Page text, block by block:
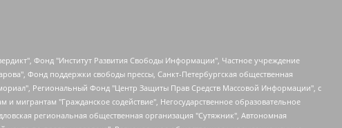
Ассоциация по содействию защите прав призывников, альтернативнослужащих и военнослужащих "Правозащитная группа "Гражданин.Армия.Право", Хисамова Регина Фаритовна, Автономная некоммерческая организация по реализации социально-правовых программ "Лилит", Дальневосточное общественное движение "Маяк", Санкт-Петербургская ЛГБТ-инициативная группа "Выход", Инициативная группа ЛГБТ+ "Реверс", Алексеев Андрей Викторович, Бекбулатова Таисия Львовна, Беляев Иван Михайлович, Владыкина Елена Сергеевна, Гельман Марат Александрович, Никульшина Вероника Юрьевна, Толоконникова Надежда Андреевна, Шендерович Виктор Анатольевич, Общество с ограниченной ответственностью "Данное сообщение", Общество с ограниченной ответственностью Издательский дом "Новая глава", Айнбиндер Александра Александровна, Московский комьюнити-центр для ЛГБТ+инициатив, Благотворительный фонд развития филантропии, Deutsche Welle (Германия, Kurt-Schumacher-Strasse 3, 53113 Bonn), Борзунова Мария Михайловна, Воробьев Виктор Викторович, Голубева Анна Львовна, Константинова Алла Михайловна, Малкова Ирина Владимировна, Мурадов Мурад Абдулгалимович, Осетинская Елизавета Николаевна, Понасенков Евгений Николаевич, Ганапольский Матвей Юрьевич, Киселев Евгений Алексеевич, Борухович Ирина Григорьевна, Дремин Иван Тимофеевич, Дубровский Дмитрий Викторович, Красноярская региональная общественная организация поддержки и развития альтернативных образовательных технологий и межкультурных коммуникаций "ИНТЕРРА", Маяковская Екатерина Алексеевна, Фейгин Марк Захарович, Филимонов Андрей Викторович, Дзугкоева Регина Николаевна, Доброхотов Роман Александрович, Дудь Юрий Александрович, Елкин Сергей Владимирович, Кругликов Кирилл Игоревич, Сабунаева Мария Леонидовна, Семенов Алексей Владимирович, Шаинян Карен Багратович, Шульман Екатерина Михайловна, Асафьев Артур Валерьевич, Вахштайн Виктор Семенович, Венедиктов Алексей Алексеевич, Лушникова Екатерина Евгеньевна, Волков Леонид Михайлович, Невзоров Александр Глебович, Пархоменко Сергей Борисович, Сироткин Ярослав Николаевич, Кара-Мурза Владимир Владимирович, Баранова Наталья Владимировна, Гозман Леонид Яковлевич, Кагарлицкий Борис Юльевич, Климарев Михаил Валерьевич, Милов Владимир Станиславович, Автономная некоммерческая организация Краснодарский центр современного искусства "Типография", Моргенштерн Алишер Тагирович, Соболь Любовь Эдуардовна, Общество с ограниченной ответственностью "ЛИЗА НОРМ", Каспаров Гарри Кимович, Ходорковский Михаил Борисович, Общество с ограниченной ответственностью "Апрельские тезисы", Данилович Ирина Брониславовна, Кашин Олег Владимирович, Петров Николай Владимирович, Пивоваров Алексей Владимирович, Соколов Михаил Владимирович, Цветкова Юлия Владимировна, Чичваркин Евгений Александрович, Комитет против пыток/Команда против пыток, Общество с ограниченной ответственностью "Первый научный", Общество с ограниченной ответственностью "Вертолет и ко", Белоцерковская Вероника Борисовна, Кац Максим Евгеньевич, Лазарева Татьяна Юрьевна, Шаведдинов Руслан Табризович, Яшин Илья Валерьевич, Общество с ограниченной ответственностью "Иноагент ААВ", Алешковский Дмитрий Петрович, Альбац Евгения Марковна, Быков Дмитрий Львович, Галямина Юлия Евгеньевна, Лойко Сергей Леонидович, Мартынов Кирилл Константинович, Медведев Сергей Александрович, Крашенинников Федор Геннадиевич, Гордеева Катерина Вл